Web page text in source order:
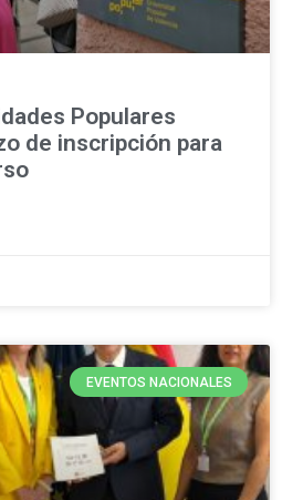
Populares
de inscripción para
EVENTOS NACIONALES